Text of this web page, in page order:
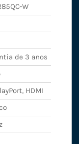
W
de 3 anos
HDMI